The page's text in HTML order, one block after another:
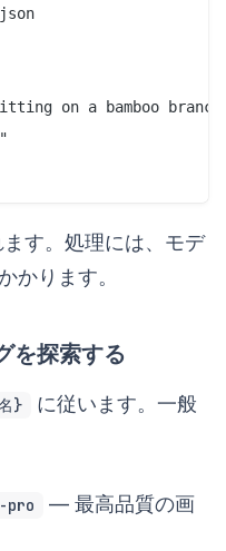
on a bamboo
す。処理には、モデ
かります。
を探索する
}
に従います。一般
— 最高品質の画